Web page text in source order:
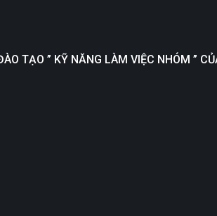
TẠO ” KỸ NĂNG LÀM VIỆC NHÓM ”